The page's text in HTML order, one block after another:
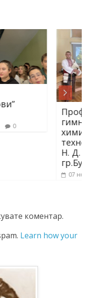
Професионална
гимназия по
химични
технологии „Акад.
Н. Д. Зелинский“
0
коментар.
Learn how your